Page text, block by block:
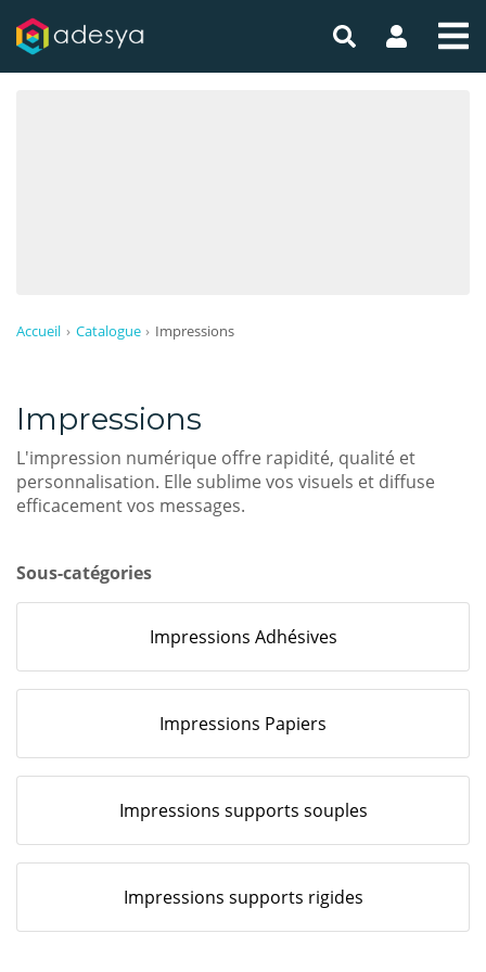
Accueil Catalogue Impressions
Impressions
L'impression numérique offre rapidité, qualité et
personnalisation. Elle sublime vos visuels et diffuse
efficacement vos messages.
Sous-catégories
Impressions Adhésives
Impressions Papiers
Impressions supports souples
Impressions supports rigides